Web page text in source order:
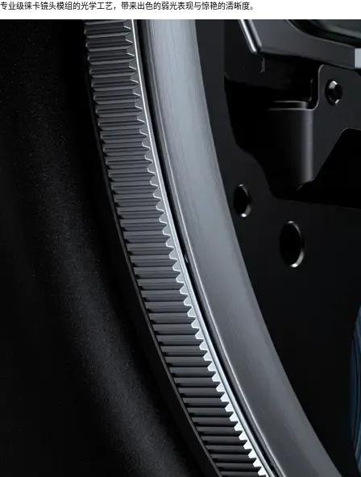
专业级徕卡镜头模组的光学工艺，带来出色的弱光表现与惊艳的清晰度。